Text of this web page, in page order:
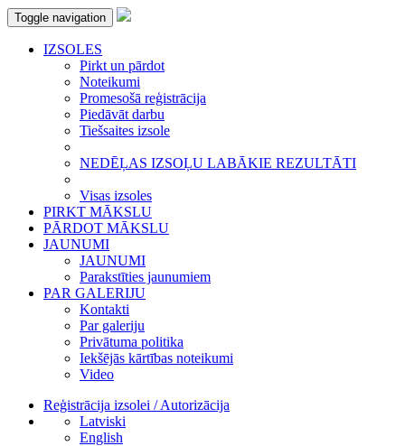
Toggle navigation
IZSOLES
Pirkt un pārdot
Noteikumi
Promesošā reģistrācija
Piedāvāt darbu
Tiešsaites izsole
NEDĒĻAS IZSOĻU LABĀKIE REZULTĀTI
Visas izsoles
PIRKT MĀKSLU
PĀRDOT MĀKSLU
JAUNUMI
JAUNUMI
Parakstīties jaunumiem
PAR GALERIJU
Kontakti
Par galeriju
Privātuma politika
Iekšējās kārtības noteikumi
Video
Reģistrācija izsolei / Autorizācija
Latviski
English